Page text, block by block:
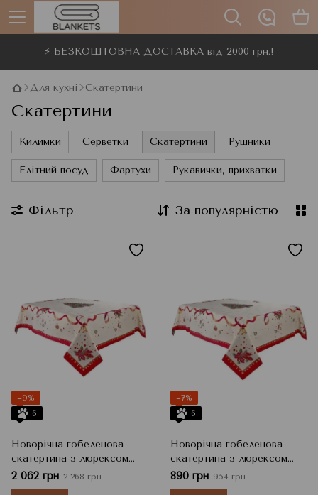
⚡ БЕЗКОШТОВНА ДОСТАВКА від 2000 грн.!
Для кухні Скатертини
Скатертини
Килимки Серветки Скатертини Рушники
Елітний посуд Фартухи Рукавички, прихватки
Фільтр За популярністю
−9%
6
Новорічна гобеленова
скатертина з люрексом
Navidad, 140x180 см
2 062 грн 2 268 грн
−7%
6
Новорічна гобеленова
скатертина з люрексом
Navidad, 100x100 см
890 грн 954 грн